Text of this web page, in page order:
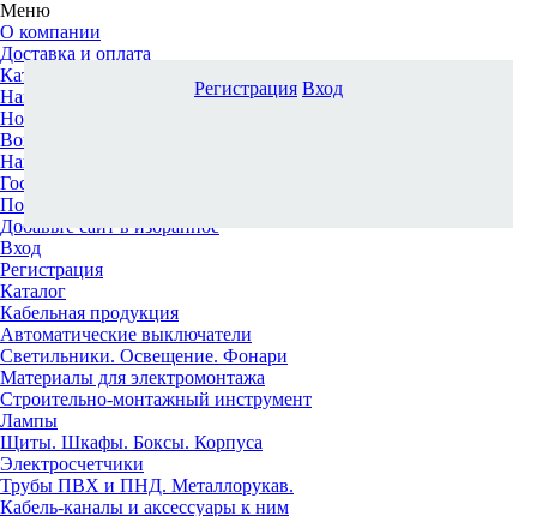
Меню
О компании
Доставка и оплата
Каталог
Наши офисы
Новости и новинки
Вопрос-ответ
Наша команда
Гос. заказчикам
Поставщикам
Добавьте сайт в избранное
Вход
Регистрация
Каталог
Кабельная продукция
Автоматические выключатели
Светильники. Освещение. Фонари
Материалы для электромонтажа
Строительно-монтажный инструмент
Лампы
Щиты. Шкафы. Боксы. Корпуса
Электросчетчики
Трубы ПВХ и ПНД. Металлорукав.
Кабель-каналы и аксессуары к ним
Регистрация Вход